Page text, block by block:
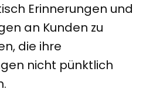
Erinnerungen und
an Kunden zu
die ihre
nicht pünktlich